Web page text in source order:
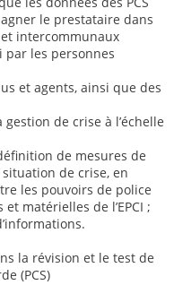
le prestataire dans
intercommunaux
les personnes
et agents, ainsi que des
de crise à l’échelle
de mesures de
de crise, en
les pouvoirs de police
matérielles de l’EPCI ;
la révision et le test de
(PCS)